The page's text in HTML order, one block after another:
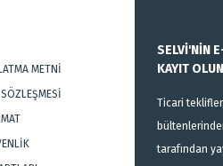
METNİ
SELVİ'NİN
KAYIT
Ticari
tarafından